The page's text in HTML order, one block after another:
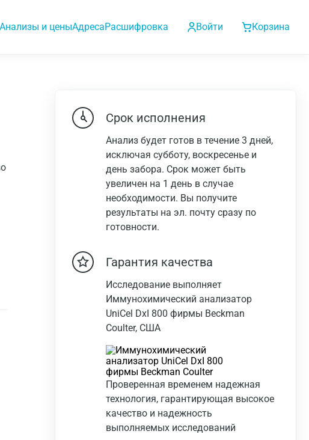
Анализы и ценыАдресаРасшифровка Войти Корзина
Срок исполнения
Анализ будет готов в течение 3 дней,
исключая субботу, воскресенье и
день забора. Срок может быть
увеличен на 1 день в случае
необходимости. Вы получите
результаты на эл. почту сразу по
готовности.
Гарантия качества
Исследование выполняет
Иммунохимический анализатор
UniCel DxI 800 фирмы Beckman
Coulter, США
Проверенная временем надежная
технология, гарантирующая высокое
качество и надежность
выполняемых исследований